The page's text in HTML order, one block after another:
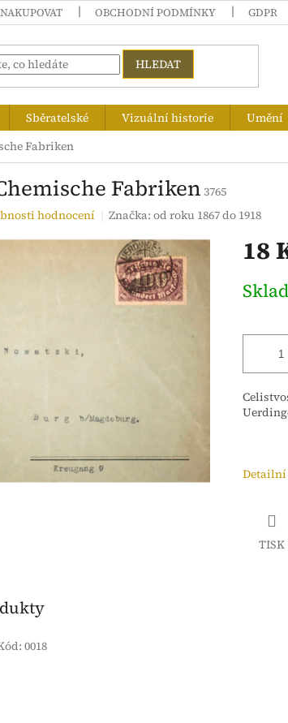
OBCHODNÍ PODMÍNKY GDPR
HLEDAT
Sběratelské Vizuální historie Umění
Fabriken
Fabriken 3765
hodnocení Značka:od roku 1867 do 1918
18
cena:
TISK
0018